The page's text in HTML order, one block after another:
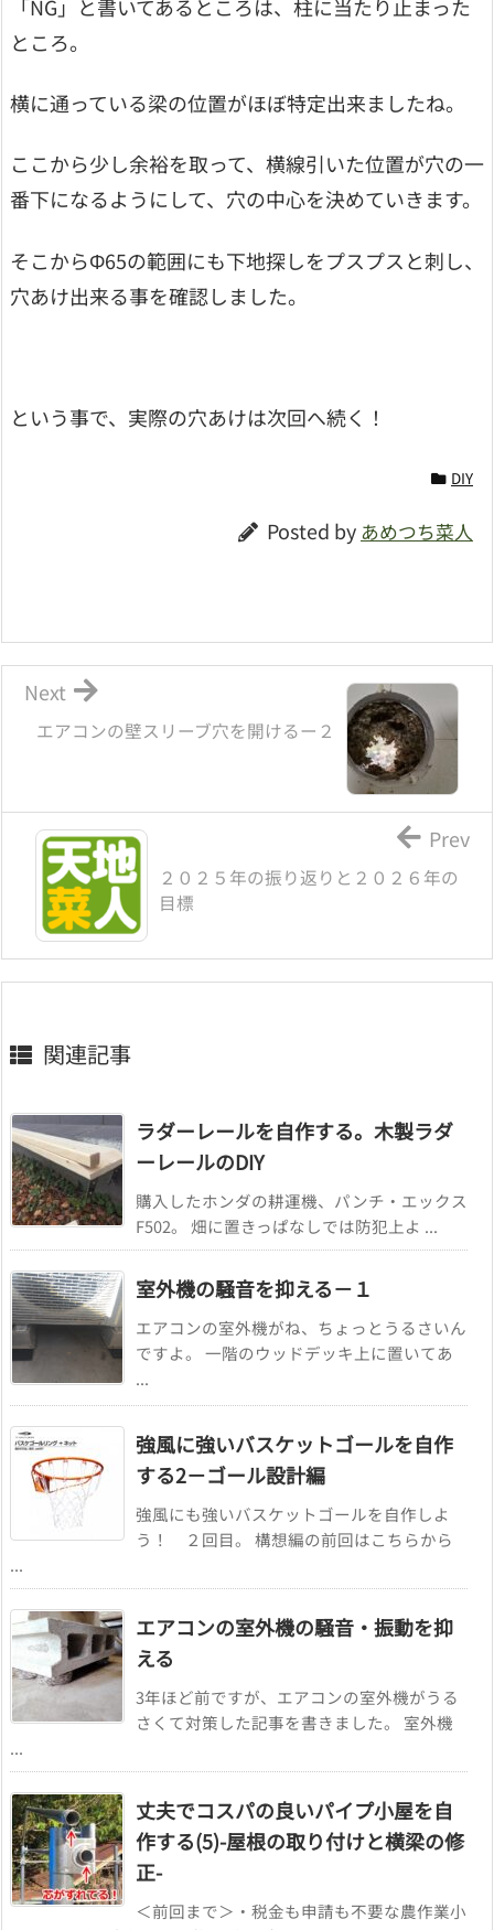
「NG」と書いてあるところは、柱に当たり止まった
ところ。
横に通っている梁の位置がほぼ特定出来ましたね。
ここから少し余裕を取って、横線引いた位置が穴の一
番下になるようにして、穴の中心を決めていきます。
そこからΦ65の範囲にも下地探しをプスプスと刺し、
穴あけ出来る事を確認しました。
という事で、実際の穴あけは次回へ続く！
DIY
Posted by あめつち菜人
エアコンの壁スリーブ穴を開けるー２
Next
２０２５年の振り返りと２０２６年の
目標
Prev
関連記事
ラダーレールを自作する。木製ラダ
ーレールのDIY
購入したホンダの耕運機、パンチ・エックス
F502。 畑に置きっぱなしでは防犯上よ ...
室外機の騒音を抑える－１
エアコンの室外機がね、ちょっとうるさいん
ですよ。 一階のウッドデッキ上に置いてあ
...
強風に強いバスケットゴールを自作
する2－ゴール設計編
強風にも強いバスケットゴールを自作しよ
う！ ２回目。 構想編の前回はこちらから
...
エアコンの室外機の騒音・振動を抑
える
3年ほど前ですが、エアコンの室外機がうる
さくて対策した記事を書きました。 室外機
...
丈夫でコスパの良いパイプ小屋を自
作する(5)-屋根の取り付けと横梁の修
正-
＜前回まで＞・税金も申請も不要な農作業小